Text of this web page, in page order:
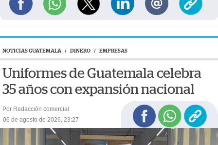
NOTICIAS GUATEMALA / DINERO / EMPRESAS
Uniformes de Guatemala celebra
35 años con expansión nacional
Por Redacción comercial
06 de agosto de 2026, 23:27